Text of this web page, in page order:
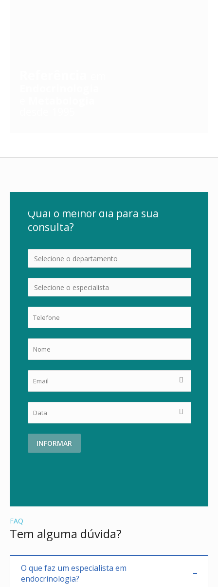
Qual o melhor dia para sua
consulta?
INFORMAR
FAQ
Tem alguma dúvida?
O que faz um especialista em
endocrinologia?